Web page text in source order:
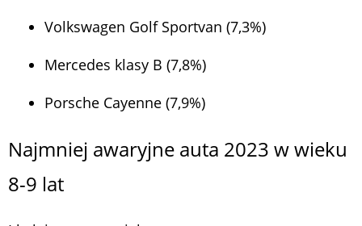
Volkswagen Golf Sportvan (7,3%)
Mercedes klasy B (7,8%)
Porsche Cayenne (7,9%)
Najmniej awaryjne auta 2023 w wieku
8-9 lat